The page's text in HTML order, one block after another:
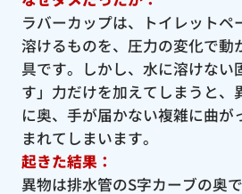
ラバーカップは、トイレットペ
溶けるものを、圧力の変化で動
具です。しかし、水に溶けない
す」力だけを加えてしまうと、
に奥、手が届かない複雑に曲が
まれてしまいます。
起きた結果：
異物は排水管のS字カーブの奥